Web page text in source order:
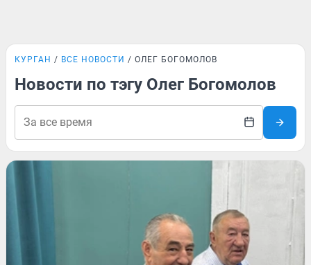
КУРГАН ВСЕ НОВОСТИ ОЛЕГ БОГОМОЛОВ
Новости по тэгу Олег Богомолов